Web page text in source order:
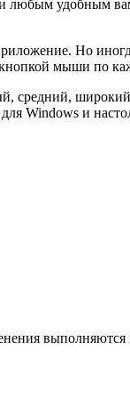
удобным
Но
мыши по
средний,
Windows и
выполняются